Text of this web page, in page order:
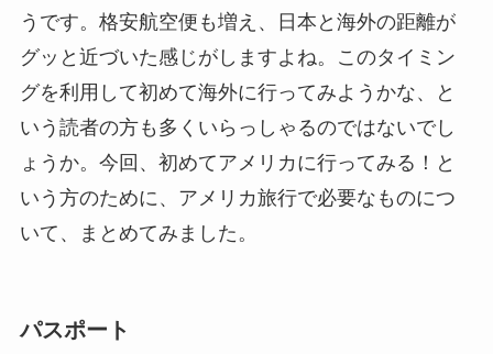
うです。格安航空便も増え、日本と海外の距離が
グッと近づいた感じがしますよね。このタイミン
グを利用して初めて海外に行ってみようかな、と
いう読者の方も多くいらっしゃるのではないでし
ょうか。今回、初めてアメリカに行ってみる！と
いう方のために、アメリカ旅行で必要なものにつ
いて、まとめてみました。
パスポート